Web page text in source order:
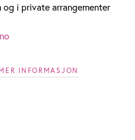
i private arrangementer
INFORMASJON